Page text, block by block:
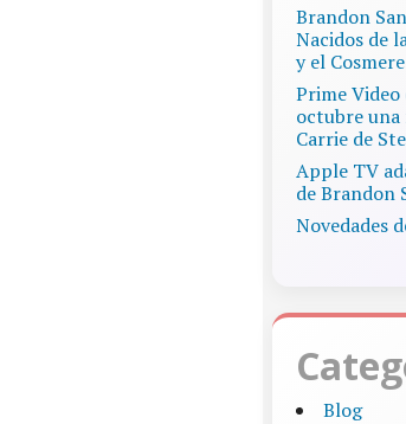
Brandon
Nacidos de
y el
Prime
octubre una
Carrie de
Apple TV
de Brandon
Novedades
Blog